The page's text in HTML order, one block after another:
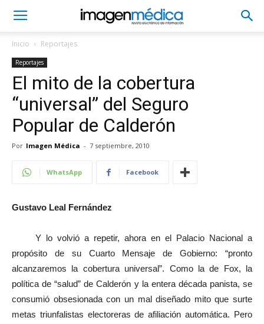
Inicio Reportajes
Reportajes
El mito de la cobertura
“universal” del Seguro
Popular de Calderón
Por Imagen Médica - 7 septiembre, 2010
WhatsApp Facebook
Gustavo Leal Fernández
Y lo volvió a repetir, ahora en el Palacio Nacional a
propósito de su Cuarto Mensaje de Gobierno: “pronto
alcanzaremos la cobertura universal”. Como la de Fox, la
política de “salud” de Calderón y la entera década panista, se
consumió obsesionada con un mal diseñado mito que surte
metas triunfalistas electoreras de afiliación automática. Pero